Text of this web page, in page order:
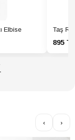
Elbise Taş
895
‹ ›